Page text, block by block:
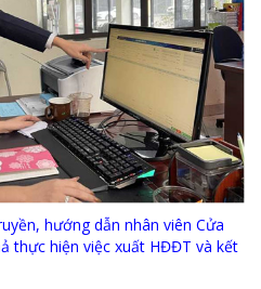
Bình đẳng giới và các chính sách pháp luật lao động, BHXH luôn được quan tâm tại MTS
MTS tham dự Hội diễn Nghệ thuật quần chúng TKV năm 2016
COMINLUB - Thành công nhỏ vì một thông điệp lớn!
hướng dẫn nhân viên Cửa
thực hiện việc xuất HĐĐT và kết